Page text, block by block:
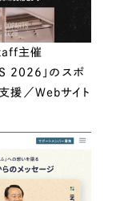
主催
2026」のスポ
援／Webサイト